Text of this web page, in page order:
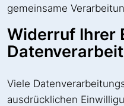
gemeinsame
Widerruf Ihrer
Viele
ausdrücklichen